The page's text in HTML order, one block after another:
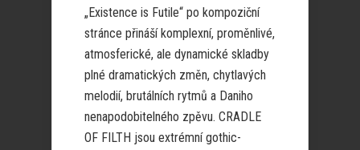
„Existence is Futile“ po kompoziční
stránce přináší komplexní, proměnlivé,
atmosferické, ale dynamické skladby
plné dramatických změn, chytlavých
melodií, brutálních rytmů a Daniho
nenapodobitelného zpěvu. CRADLE
OF FILTH jsou extrémní gothic-